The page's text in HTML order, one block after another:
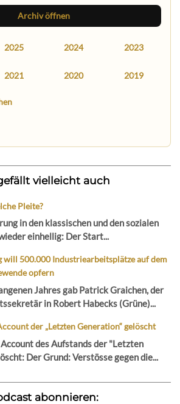
Archiv öffnen
2025 2024 2023
2021 2020 2019
vielleicht auch
Pleite?
in den klassischen und den sozialen
einhellig: Der Start...
will 500.000 Industriearbeitsplätze auf dem
opfern
Jahres gab Patrick Graichen, der
in Robert Habecks (Grüne)...
der „Letzten Generation“ gelöscht
des Aufstands der "Letzten
Der Grund: Verstösse gegen die...
abonnieren: